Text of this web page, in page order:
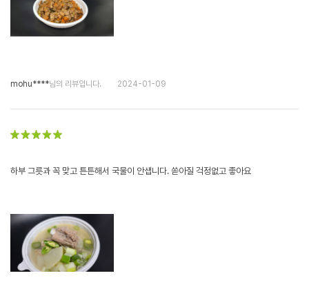
mohu****님의 리뷰입니다. 2024-01-09
하부 그릇과 꼭 맞고 튼튼해서 국물이 안샙니다. 쏟아질 걱정없고 좋아요